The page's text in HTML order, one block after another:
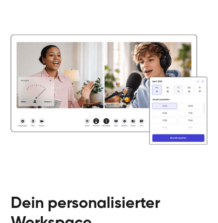
Dein personalisierter